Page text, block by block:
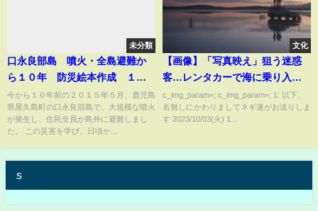
未分類
口永良部島 噴火・全島避難か
ら１０年 防災絵本作成 １０
管本部の職員原案 鹿児島・屋
久島町 (25/03/27 18:40)
今から１０年前の２０１５年５月、鹿児島
県屋久島町の口永良部島で、大規模な噴火
が発生し、住民全員が島外に避難しまし
た。 この災害を学び、日頃か...
文化
【画像】「写真映え」狙う迷惑
客…レンタカーで海に乗り入れ
ポーズｗｗｗｗｗ
c_img_param=; c_img_param=; 1: 以下、
名無しにかわりましてネギ速がお送りしま
す 2023/10/03(火) 1...
s